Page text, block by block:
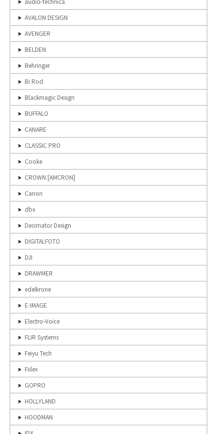
AVALON DESIGN
AVENGER
BELDEN
Behringer
Bi Rod
Blackmagic Design
BUFFALO
CANARE
CLASSIC PRO
Cooke
CROWN [AMCRON]
Canon
dbx
Decimator Design
DIGITALFOTO
DJI
DRAWMER
edelkrone
E-IMAGE
Electro-Voice
FLIR Systems
Feiyu Tech
Fiilex
GOPRO
HOLLYLAND
HOODMAN